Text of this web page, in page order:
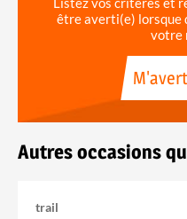
être averti(e) lorsque
votre
Autres occasions
trail